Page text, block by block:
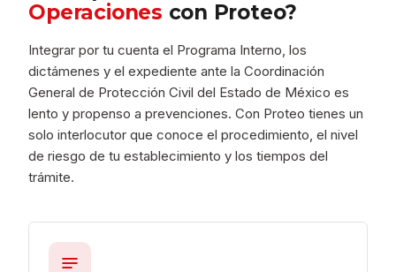
Operaciones con Proteo?
Integrar por tu cuenta el Programa Interno, los
dictámenes y el expediente ante la Coordinación
General de Protección Civil del Estado de México es
lento y propenso a prevenciones. Con Proteo tienes un
solo interlocutor que conoce el procedimiento, el nivel
de riesgo de tu establecimiento y los tiempos del
trámite.